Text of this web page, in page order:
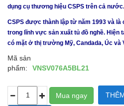
dụng cụ thương hiệu CSPS trên cả nước.
CSPS được thành lập từ năm 1993 và là
trong lĩnh vực sản xuất tủ đồ nghề. Hiện
có mặt ở thị trường Mỹ, Candada, Úc và
Mã sản
phẩm:
VNSV076A5BL21